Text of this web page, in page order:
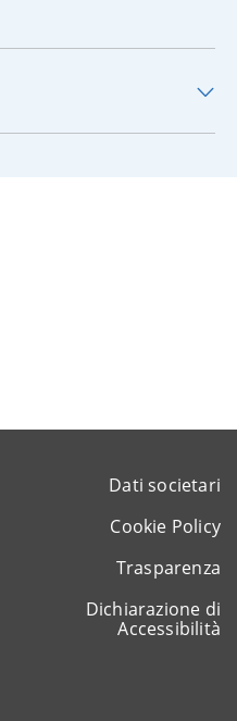
Dati societari
Cookie Policy
Trasparenza
Dichiarazione di
Accessibilità